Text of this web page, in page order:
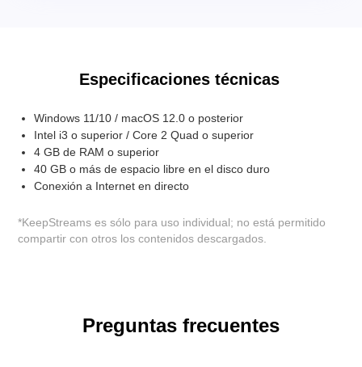
Especificaciones técnicas
Windows 11/10 / macOS 12.0 o posterior
Intel i3 o superior / Core 2 Quad o superior
4 GB de RAM o superior
40 GB o más de espacio libre en el disco duro
Conexión a Internet en directo
*KeepStreams es sólo para uso individual; no está permitido
compartir con otros los contenidos descargados.
Preguntas frecuentes